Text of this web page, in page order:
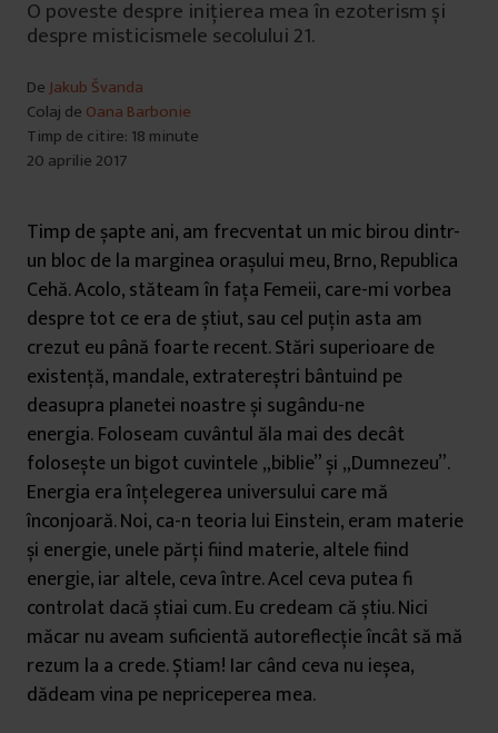
O poveste despre inițierea mea în ezoterism și
despre misticismele secolului 21.
DeJakub Švanda
Colaj de Oana Barbonie
Timp de citire: 18 minute
20 aprilie 2017
Timp de șapte ani, am frecventat un mic birou dintr-
un bloc de la marginea orașului meu, Brno, Republica
Cehă. Acolo, stăteam în fața Femeii, care-mi vorbea
despre tot ce era de știut, sau cel puțin asta am
crezut eu până foarte recent. Stări superioare de
existență, mandale, extratereștri bântuind pe
deasupra planetei noastre și sugându-ne
energia.Foloseam cuvântul ăla mai des decât
folosește un bigot cuvintele „biblie” și „Dumnezeu”.
Energia era înțelegerea universului care mă
înconjoară. Noi, ca-n teoria lui Einstein, eram materie
și energie, unele părți fiind materie, altele fiind
energie, iar altele, ceva între. Acel ceva putea fi
controlat dacă știai cum. Eu credeam că știu. Nici
măcar nu aveam suficientă autoreflecție încât să mă
rezum la a crede. Știam! Iar când ceva nu ieșea,
dădeam vina pe nepriceperea mea.